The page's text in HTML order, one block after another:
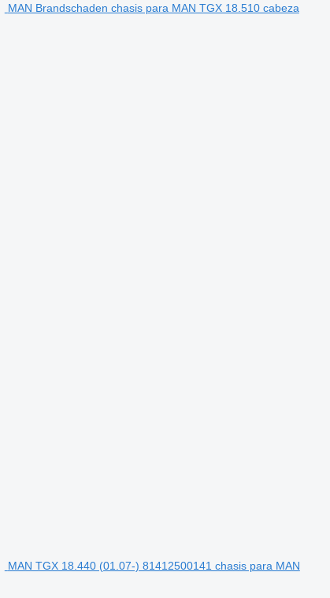
MAN Brandschaden chasis para MAN TGX 18.510 cabeza
MAN TGX 18.440 (01.07-) 81412500141 chasis para MAN